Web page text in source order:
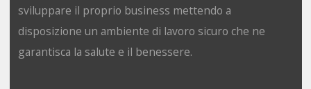
sviluppare il proprio business mettendo a
disposizione un ambiente di lavoro sicuro che ne
garantisca la salute e il benessere.